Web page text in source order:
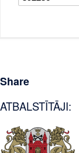
Share
ATBALSTĪTĀJI: